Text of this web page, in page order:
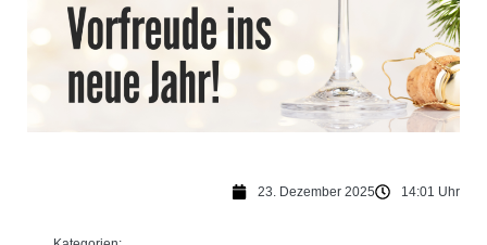
23. Dezember 2025 14:01 Uhr